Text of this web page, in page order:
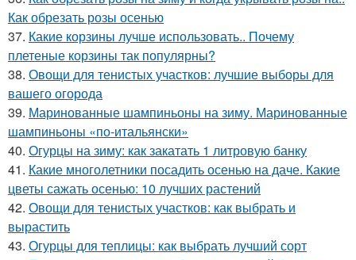
Как обрезать розы осенью
37. Какие корзины лучше использовать.. Почему
плетеные корзины так популярны?
38. Овощи для тенистых участков: лучшие выборы для
вашего огорода
39. Маринованные шампиньоны на зиму. Маринованные
шампиньоны «по-итальянски»
40. Огурцы на зиму: как закатать 1 литровую банку
41. Какие многолетники посадить осенью на даче. Какие
цветы сажать осенью: 10 лучших растений
42. Овощи для тенистых участков: как выбрать и
вырастить
43. Огурцы для теплицы: как выбрать лучший сорт